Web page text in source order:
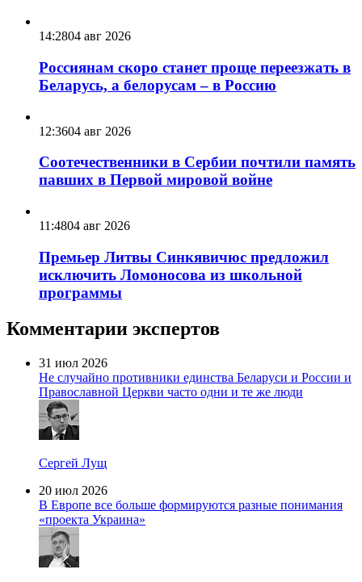
14:2804 авг 2026
Россиянам скоро станет проще переезжать в
Беларусь, а белорусам – в Россию
12:3604 авг 2026
Соотечественники в Сербии почтили память
павших в Первой мировой войне
11:4804 авг 2026
Премьер Литвы Синкявичюс предложил
исключить Ломоносова из школьной
программы
Комментарии экспертов
31 июл 2026
Не случайно противники единства Беларуси и России и
Православной Церкви часто одни и те же люди
Сергей Лущ
20 июл 2026
В Европе все больше формируются разные понимания
«проекта Украина»